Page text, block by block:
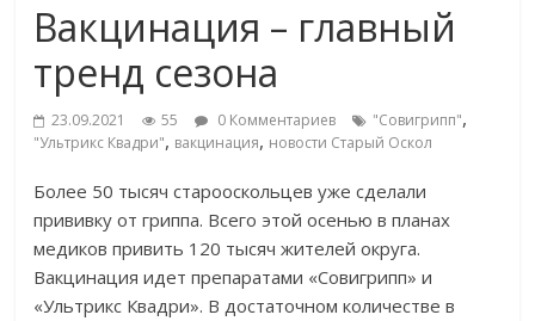
Вакцинация – главный
тренд сезона
23.09.2021 55 0 Комментариев "Совигрипп",
"Ультрикс Квадри", вакцинация, новости Старый Оскол
Более 50 тысяч старооскольцев уже сделали
прививку от гриппа. Всего этой осенью в планах
медиков привить 120 тысяч жителей округа.
Вакцинация идет препаратами «Совигрипп» и
«Ультрикс Квадри». В достаточном количестве в